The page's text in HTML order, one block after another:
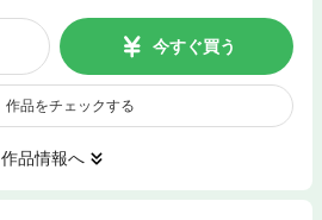
今すぐ買う
作品をチェックする
作品情報へ